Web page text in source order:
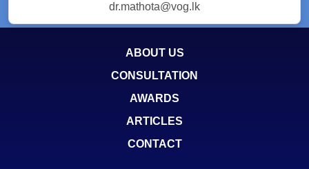
dr.mathota@vog.lk
ABOUT US
CONSULTATION
AWARDS
ARTICLES
CONTACT